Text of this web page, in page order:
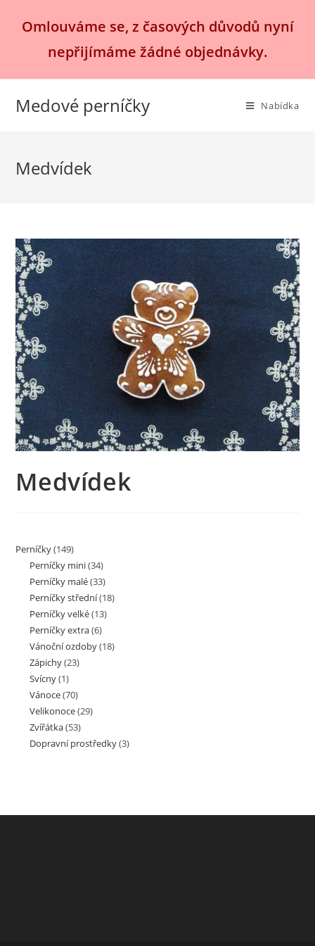
Omlouváme se, z časových důvodů nyní
nepřijímáme žádné objednávky.
Medové perníčky Nabídka
Medvídek
Medvídek
Perníčky(149)
Perníčky mini(34)
Perníčky malé(33)
Perníčky střední(18)
Perníčky velké(13)
Perníčky extra(6)
Vánoční ozdoby(18)
Zápichy(23)
Svícny(1)
Vánoce(70)
Velikonoce(29)
Zvířátka(53)
Dopravní prostředky(3)